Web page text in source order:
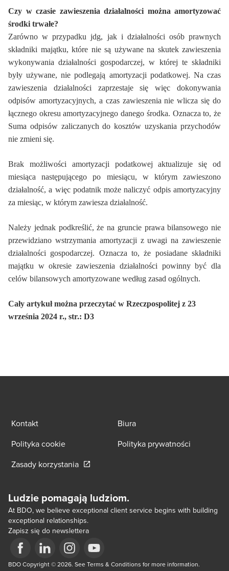
Czy w czasie zawieszenia działalności można amortyzować
środki trwałe?
Zarówno w przypadku jdg, jak i działalności osób prawnych
składniki majątku, które nie są używane na skutek zawieszenia
wykonywania działalności gospodarczej, w której te składniki
były używane, nie podlegają amortyzacji podatkowej. Na czas
zawieszenia działalności zaprzestaje się więc dokonywania
odpisów amortyzacyjnych, a czas zawieszenia nie wlicza się do
łącznego okresu amortyzacyjnego danego środka. Oznacza to, że
Suma odpisów zaliczanych do kosztów uzyskania przychodów
nie zmieni się.
Brak możliwości amortyzacji podatkowej aktualizuje się od
miesiąca następującego po miesiącu, w którym zawieszono
działalność, a więc podatnik może naliczyć odpis amortyzacyjny
za miesiąc, w którym zawiesza działalność.
Należy jednak podkreślić, że na gruncie prawa bilansowego nie
przewidziano wstrzymania amortyzacji z uwagi na zawieszenie
działalności gospodarczej. Oznacza to, że posiadane składniki
majątku w okresie zawieszenia działalności powinny być dla
celów bilansowych amortyzowane według zasad ogólnych.
Cały artykuł można przeczytać w Rzeczpospolitej z 23
września 2024 r., str.: D3
Kontakt
Biura
Polityka cookie
Polityka prywatności
Zasady korzystaniaOpens in a new window/tab
Ludzie pomagają ludziom.
At BDO, we believe exceptional client service begins with building
exceptional relationships.
Zapisz się do newslettera
Opens in a new window/tab
Opens in a new window/tab
Opens in a new window/tab
Opens in a new window/tab
BDO Copyright © 2026. See Terms & Conditions for more information.